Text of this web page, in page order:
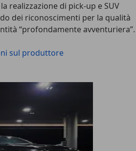
realizzazione di pick-up e SUV
dei riconoscimenti per la qualità
“profondamente avventuriera”.
sul produttore